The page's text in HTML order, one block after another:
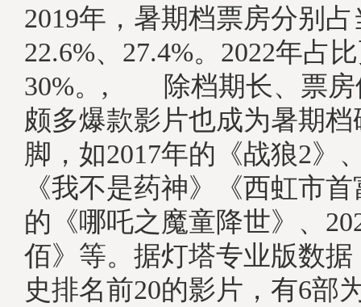
2019年，暑期档票房分别
22.6%、27.4%。2022年占
30%。, 除档期长、票房
颇多爆款影片也成为暑期
脚，如2017年的《战狼2》
《我不是药神》《西虹市
的《哪吒之魔童降世》、
佰》等。据灯塔专业版数
史排名前20的影片，有6部